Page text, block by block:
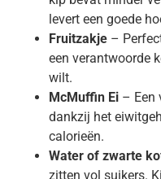
levert een goede
Fruitzakje –
een verantwoorde
wilt.
McMuffin Ei – Een
dankzij het
calorieën.
Water of zwarte
zitten vol suikers.